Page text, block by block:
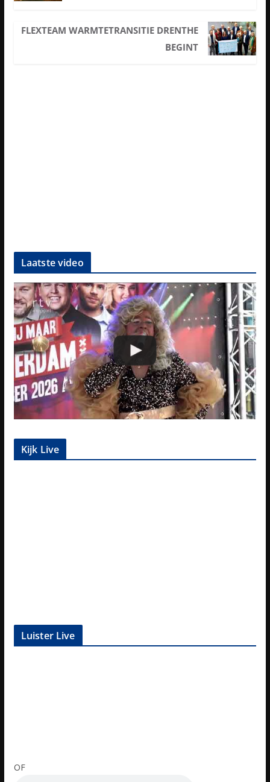
FLEXTEAM WARMTETRANSITIE DRENTHE
BEGINT
Laatste video
Kijk Live
Luister Live
OF